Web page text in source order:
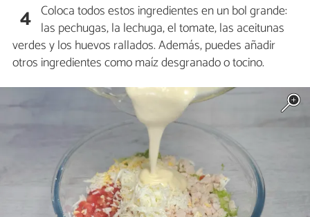
4 Coloca todos estos ingredientes en un bol grande:
las pechugas, la lechuga, el tomate, las aceitunas
verdes y los huevos rallados. Además, puedes añadir
otros ingredientes como maíz desgranado o tocino.